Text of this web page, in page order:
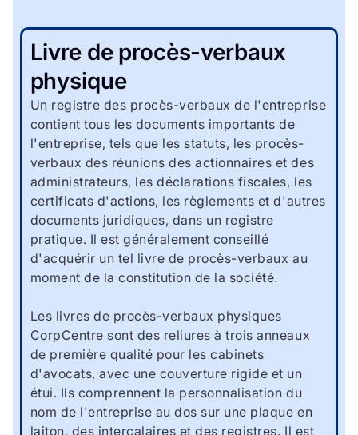
Livre de procès-verbaux
physique
Un registre des procès-verbaux de l'entreprise
contient tous les documents importants de
l'entreprise, tels que les statuts, les procès-
verbaux des réunions des actionnaires et des
administrateurs, les déclarations fiscales, les
certificats d'actions, les règlements et d'autres
documents juridiques, dans un registre
pratique. Il est généralement conseillé
d'acquérir un tel livre de procès-verbaux au
moment de la constitution de la société.
Les livres de procès-verbaux physiques
CorpCentre sont des reliures à trois anneaux
de première qualité pour les cabinets
d'avocats, avec une couverture rigide et un
étui. Ils comprennent la personnalisation du
nom de l'entreprise au dos sur une plaque en
laiton, des intercalaires et des registres. Il est